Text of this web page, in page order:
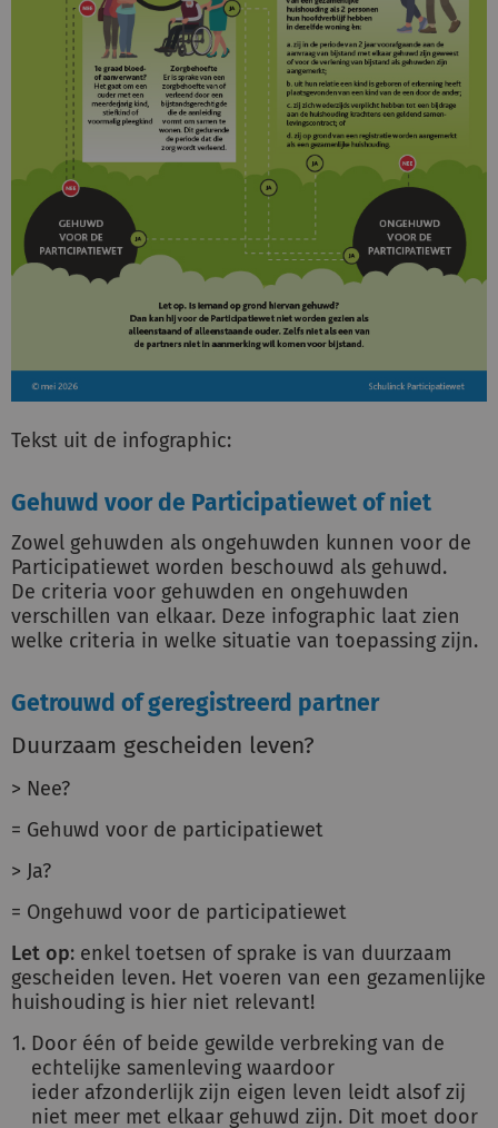
Tekst uit de infographic:
Gehuwd voor de Participatiewet of niet
Zowel gehuwden als ongehuwden kunnen voor de
Participatiewet worden beschouwd als gehuwd.
De criteria voor gehuwden en ongehuwden
verschillen van elkaar. Deze infographic laat zien
welke criteria in welke situatie van toepassing zijn.
Getrouwd of geregistreerd partner
Duurzaam gescheiden leven?
> Nee?
= Gehuwd voor de participatiewet
> Ja?
= Ongehuwd voor de participatiewet
Let op: enkel toetsen of sprake is van duurzaam
gescheiden leven. Het voeren van een gezamenlijke
huishouding is hier niet relevant!
Door één of beide gewilde verbreking van de
echtelijke samenleving waardoor
ieder afzonderlijk zijn eigen leven leidt alsof zij
niet meer met elkaar gehuwd zijn. Dit moet door